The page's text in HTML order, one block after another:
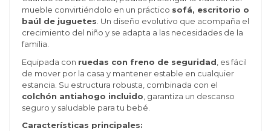
mueble convirtiéndolo en un práctico sofá, escritorio o
baúl de juguetes. Un diseño evolutivo que acompaña el
crecimiento del niño y se adapta a las necesidades de la
familia.
Equipada con ruedas con freno de seguridad , es fácil
de mover por la casa y mantener estable en cualquier
estancia. Su estructura robusta, combinada con el
colchón antiahogo incluido , garantiza un descanso
seguro y saludable para tu bebé.
Características principales: